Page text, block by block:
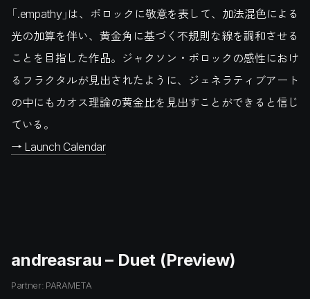
「.empathy」は、ポロックに敬意を表して、加法混色による
光の加算を伴い、黄金角に基づく不規則な線を調和させる
ことを目指した作品。ジャクソン・ポロックの感性におけ
るフラクタルが見出されたように、ジェネラティブアート
の中にもカオス理論の黄金比を見出すことができると信じ
ている。
→ Launch Calendar
andreasrau – Duet (Preview)
Partner: PARAMETA